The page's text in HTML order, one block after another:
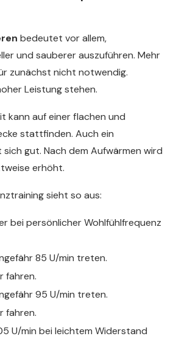
bedeutet vor allem,
und sauberer auszuführen. Mehr
zunächst nicht notwendig.
Leistung stehen.
kann auf einer flachen und
stattfinden. Auch ein
gut. Nach dem Aufwärmen wird
erhöht.
sieht so aus:
bei persönlicher Wohlfühlfrequenz
85 U/min treten.
fahren.
95 U/min treten.
fahren.
U/min bei leichtem Widerstand